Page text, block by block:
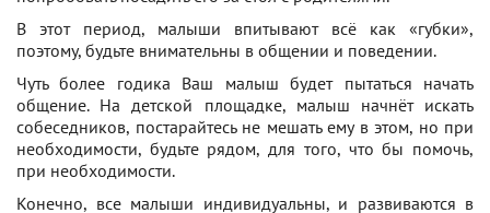
В этот период, малыши впитывают всё как «губки»,
поэтому, будьте внимательны в общении и поведении.
Чуть более годика Ваш малыш будет пытаться начать
общение. На детской площадке, малыш начнёт искать
собеседников, постарайтесь не мешать ему в этом, но при
необходимости, будьте рядом, для того, что бы помочь,
при необходимости.
Конечно, все малыши индивидуальны, и развиваются в